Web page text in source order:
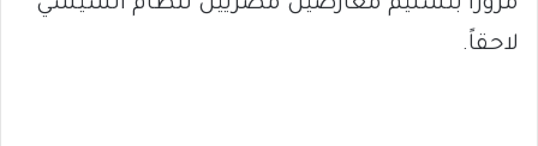
مروراً بتسليم معارضين مصريين لنظام السيسي
لاحقاً.